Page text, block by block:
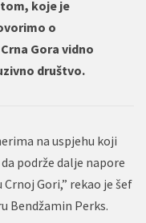
koje je
o
Gora vidno
društvo.
na uspjehu koji
podrže dalje napore
Gori,” rekao je šef
Bendžamin Perks.